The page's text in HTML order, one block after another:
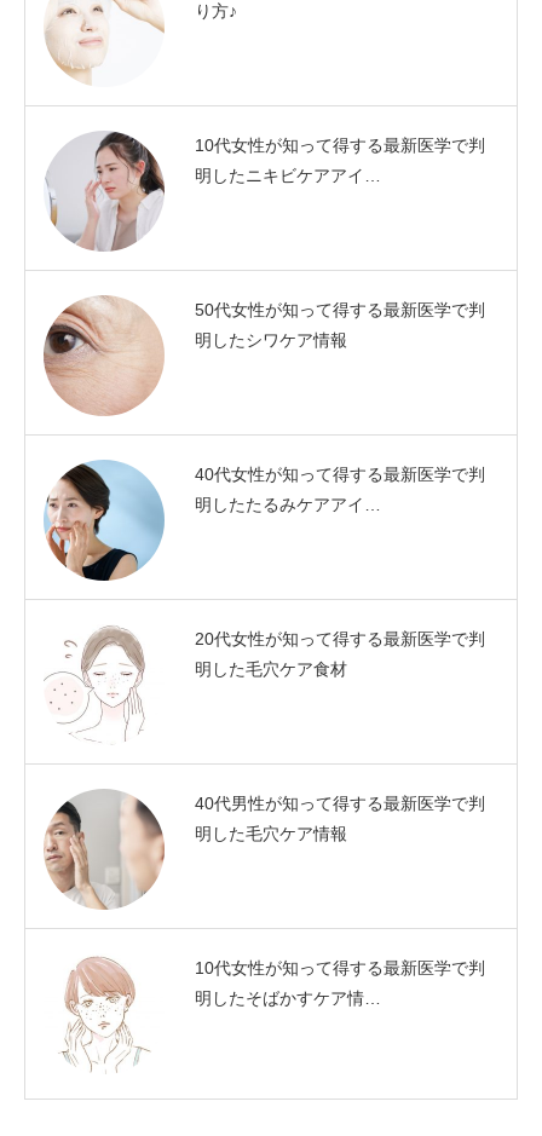
り方♪
10代女性が知って得する最新医学で判
明したニキビケアアイ…
50代女性が知って得する最新医学で判
明したシワケア情報
40代女性が知って得する最新医学で判
明したたるみケアアイ…
20代女性が知って得する最新医学で判
明した毛穴ケア食材
40代男性が知って得する最新医学で判
明した毛穴ケア情報
10代女性が知って得する最新医学で判
明したそばかすケア情…